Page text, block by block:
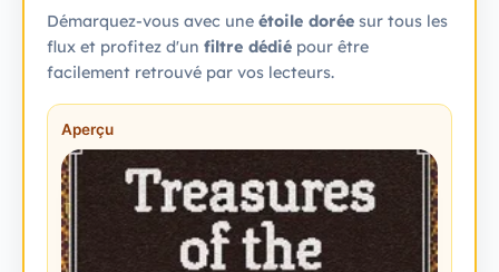
Démarquez-vous avec une étoile dorée sur tous les
flux et profitez d'un filtre dédié pour être
facilement retrouvé par vos lecteurs.
Aperçu